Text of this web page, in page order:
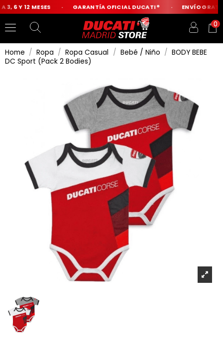
6 Y 12 MESES GARANTÍA OFICIAL DUCATI® ENVÍO
0
Home Ropa Ropa Casual Bebé / Niño
BODY BEBE
DC Sport (Pack 2 Bodies)